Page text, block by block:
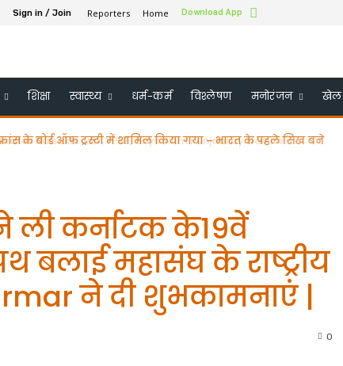
Sign in / Join Reporters Home Download App
शिक्षा स्वास्थ्य धर्म-कर्म विश्लेषण मनोरंजन खेल
के बोर्ड ऑफ ट्रस्टी में शामिल किया गया – भारत के पहले सिख बने
ली कर्नाटक के19वें
बलाई महासंघ के राष्ट्रीय
ने दी शुभकामनाएं |
0